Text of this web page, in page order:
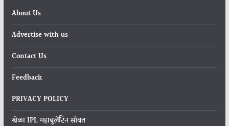
About Us
Advertise with us
Contact Us
Feedback
PRIVACY POLICY
खेळा IPL महाबुलेटिन सोबत